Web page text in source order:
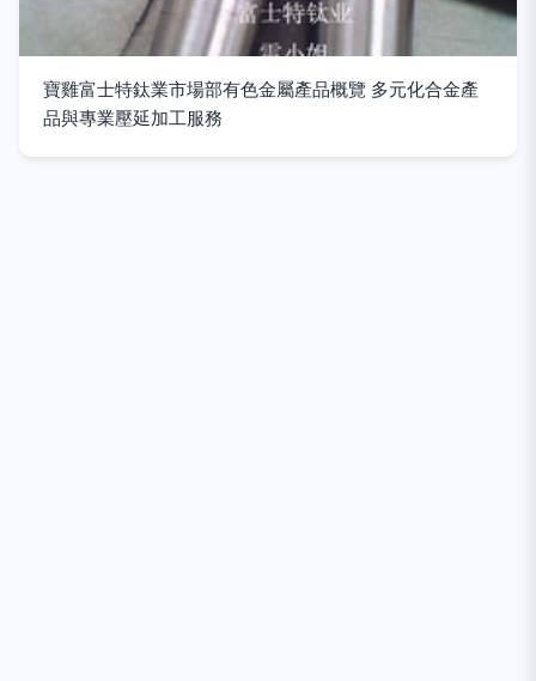
寶雞富士特鈦業市場部有色金屬產品概覽 多元化合金產
品與專業壓延加工服務